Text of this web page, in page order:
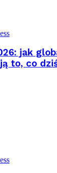
jak
to, co